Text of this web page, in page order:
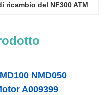
ricambio del NF300 ATM
NMD050
A009399